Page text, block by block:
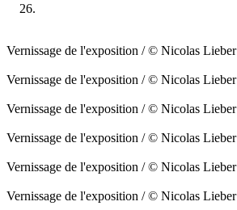
Vernissage de l'exposition / © Nicolas Lieber
Vernissage de l'exposition / © Nicolas Lieber
Vernissage de l'exposition / © Nicolas Lieber
Vernissage de l'exposition / © Nicolas Lieber
Vernissage de l'exposition / © Nicolas Lieber
Vernissage de l'exposition / © Nicolas Lieber